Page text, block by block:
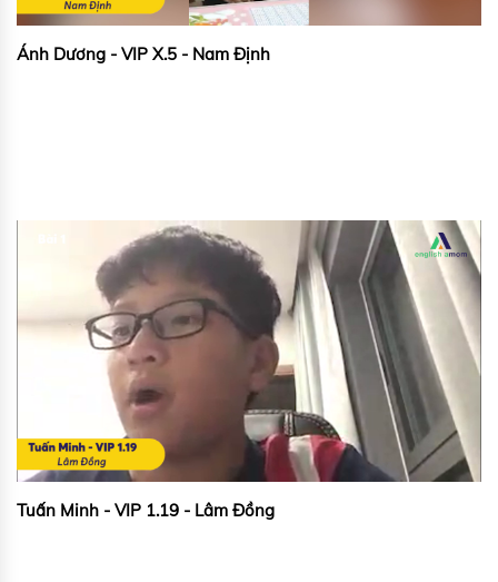
Ánh Dương - VIP X.5 - Nam Định
Tuấn Minh - VIP 1.19 - Lâm Đồng